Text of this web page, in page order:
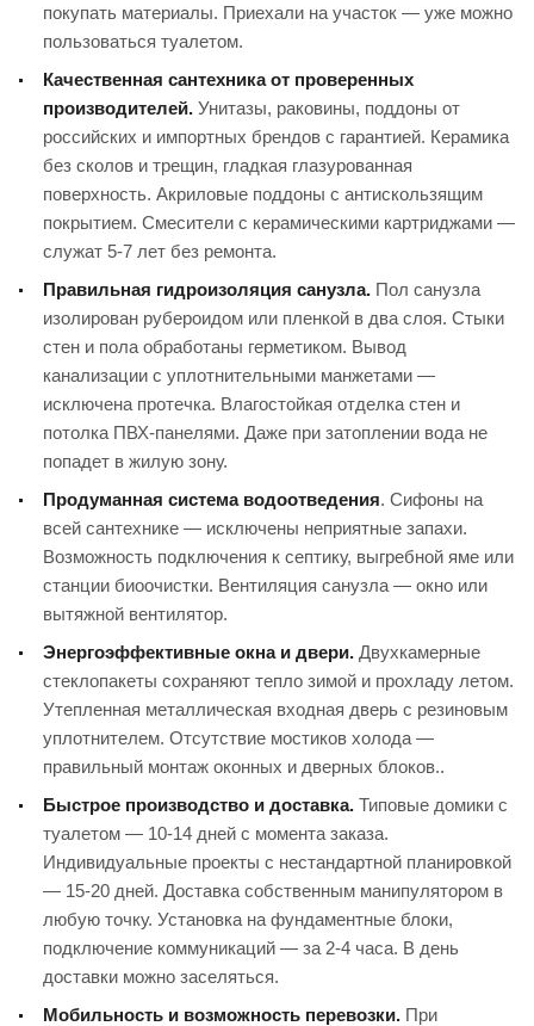
покупать материалы. Приехали на участок — уже можно
пользоваться туалетом.
Качественная сантехника от проверенных
производителей. Унитазы, раковины, поддоны от
российских и импортных брендов с гарантией. Керамика
без сколов и трещин, гладкая глазурованная
поверхность. Акриловые поддоны с антискользящим
покрытием. Смесители с керамическими картриджами —
служат 5-7 лет без ремонта.
Правильная гидроизоляция санузла. Пол санузла
изолирован рубероидом или пленкой в два слоя. Стыки
стен и пола обработаны герметиком. Вывод
канализации с уплотнительными манжетами —
исключена протечка. Влагостойкая отделка стен и
потолка ПВХ-панелями. Даже при затоплении вода не
попадет в жилую зону.
Продуманная система водоотведения. Сифоны на
всей сантехнике — исключены неприятные запахи.
Возможность подключения к септику, выгребной яме или
станции биоочистки. Вентиляция санузла — окно или
вытяжной вентилятор.
Энергоэффективные окна и двери. Двухкамерные
стеклопакеты сохраняют тепло зимой и прохладу летом.
Утепленная металлическая входная дверь с резиновым
уплотнителем. Отсутствие мостиков холода —
правильный монтаж оконных и дверных блоков..
Быстрое производство и доставка. Типовые домики с
туалетом — 10-14 дней с момента заказа.
Индивидуальные проекты с нестандартной планировкой
— 15-20 дней. Доставка собственным манипулятором в
любую точку. Установка на фундаментные блоки,
подключение коммуникаций — за 2-4 часа. В день
доставки можно заселяться.
Мобильность и возможность перевозки. При